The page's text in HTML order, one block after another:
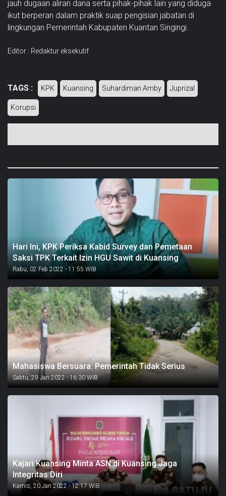
jauh dugaan aliran dana serta pihak-pihak lain yang diduga
ikut berperan dalam praktik suap pengisian jabatan di
lingkungan Pemerintah Kabupaten Kuantan Singingi.
Editor : Redaktur eksekutif
TAGS : KPK Kuansing Suhardiman Amby Juprizal
Korupsi
Hari Ini, KPK Periksa Kabid Survey dan Pemetaan
Saksi TPK Terkait Izin HGU Sawit di Kuansing
Rabu, 02 Feb 2022 - 11:55 WIB
Mahasiswa Bersuara: Pemerintah Tidak Serius
Sabtu, 29 Jan 2022 - 16:30 WIB
Kajari Kuansing Minta ASN di Kuansing Jaga
Integritas Diri
Kamis, 20 Jan 2022 - 12:17 WIB